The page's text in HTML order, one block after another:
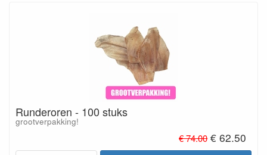
Runderoren - 100 stuks
grootverpakking!
€ 74.00€ 62.50